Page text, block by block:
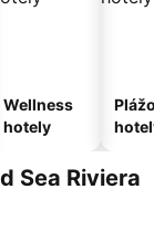
Wellness
hotely
Sea Riviera